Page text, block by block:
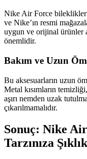
Nike Air Force
ve Nike’ın resmi
uygun ve orijinal ürünler
önemlidir.
Bakım ve Uzun
Bu aksesuarların uzun
Metal kısımların
aşırı nemden uzak
çıkarılmamalıdır.
Sonuç: Nike
Tarzınıza